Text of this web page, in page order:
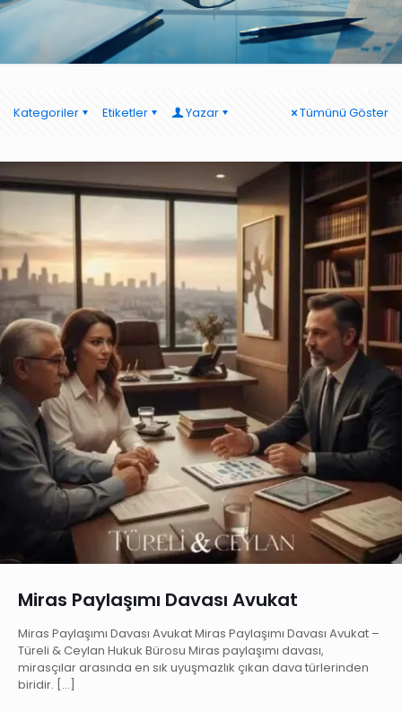
Kategoriler Etiketler Yazar Tümünü Göster
Miras Paylaşımı Davası Avukat
Miras Paylaşımı Davası Avukat Miras Paylaşımı Davası Avukat –
Türeli & Ceylan Hukuk Bürosu Miras paylaşımı davası,
mirasçılar arasında en sık uyuşmazlık çıkan dava türlerinden
biridir. […]